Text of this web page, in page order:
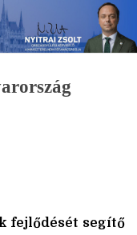
fejlődését segítő